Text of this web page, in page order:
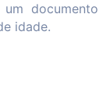
documento
idade.